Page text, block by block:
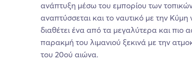
ανάπτυξη μέσω του εμπορίου των
αναπτύσσεται και το ναυτικό με την Κύμη
διαθέτει ένα από τα μεγαλύτερα και πιο
παρακμή του λιμανιού ξεκινά με την
του 20ού αιώνα.